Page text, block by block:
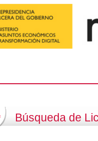
Búsqueda de